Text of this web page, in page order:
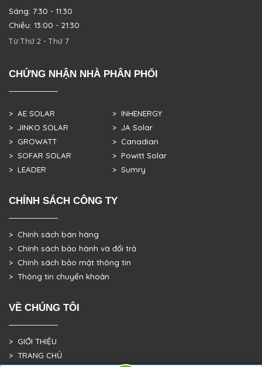
Sáng: 7:30 - 11:30
Chiều: 13:00 - 21:30
Từ Thứ 2 - Thứ 7
CHỨNG NHẬN NHÀ PHÂN PHỐI
> AE SOLAR
> JINKO SOLAR
> GROWATT
> SOFAR SOLAR
> LEADER
> INHENERGY
> JA Solar
> Canadian
> Powitt Solar
> Sumry
CHÍNH SÁCH CÔNG TY
> Chính sách bán hàng
> Chính sách bảo hành và đổi trả
> Chính sách bảo mật thông tin
> Thông tin chuyển khoản
VỀ CHÚNG TÔI
> GIỚI THIỆU
> TRANG CHỦ